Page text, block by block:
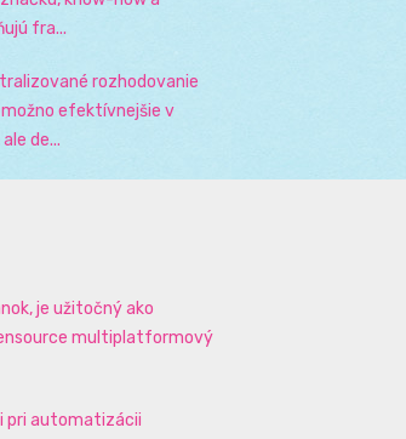
fra...
rozhodovanie
efektívnejšie v
de...
je užitočný ako
multiplatformový
pri automatizácii